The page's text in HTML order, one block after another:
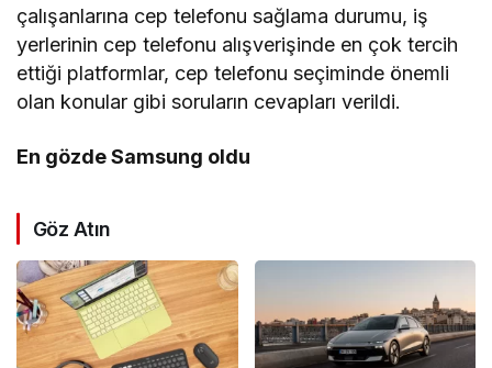
çalışanlarına cep telefonu sağlama durumu, iş
yerlerinin cep telefonu alışverişinde en çok tercih
ettiği platformlar, cep telefonu seçiminde önemli
olan konular gibi soruların cevapları verildi.
En gözde Samsung oldu
Göz Atın